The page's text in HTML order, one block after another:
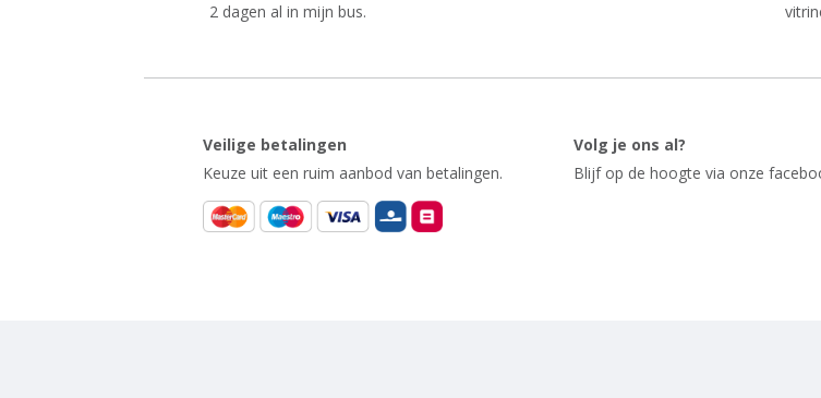
2 dagen al in mijn bus.
Veilige betalingen
Keuze uit een ruim aanbod van betalingen.
Volg je ons al?
Blijf op de hoogte via onze